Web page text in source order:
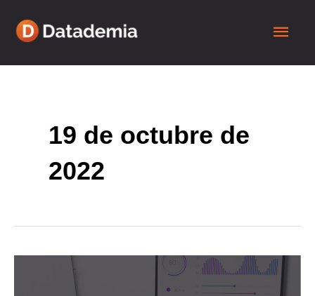
19 de octubre de
2022